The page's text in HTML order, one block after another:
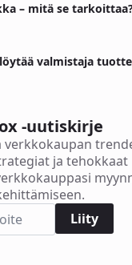
– mitä se
valmistaja
-uutiskirje
verkkokaupan
ja tehokkaat
Liity